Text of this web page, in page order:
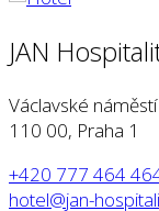
JAN
Václavské
110 00, Praha 1
+420 777 464
hotel@jan-